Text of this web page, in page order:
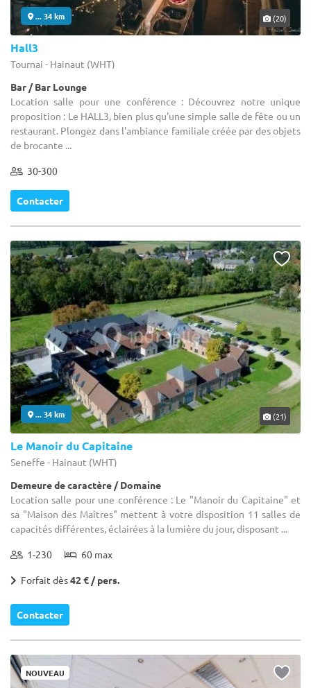
... 34 km (20)
Hall3
Tournai - Hainaut (WHT)
Bar / Bar Lounge
Location salle pour une conférence : Découvrez notre unique
proposition : Le HALL3, bien plus qu'une simple salle de fête ou un
restaurant. Plongez dans l'ambiance familiale créée par des objets
de brocante ...
30-300
Contacter
... 34 km (21)
Le Manoir du Capitaine
Seneffe - Hainaut (WHT)
Demeure de caractère / Domaine
Location salle pour une conférence : Le "Manoir du Capitaine" et
sa "Maison des Maîtres" mettent à votre disposition 11 salles de
capacités différentes, éclairées à la lumière du jour, disposant ...
1-230 60 max
Forfait dès42 € / pers.
Contacter
NOUVEAU